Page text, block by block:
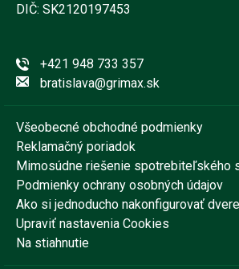
DIČ: SK2120197453
+421 948 733 357
bratislava@grimax.sk
Všeobecné obchodné podmienky
Reklamačný poriadok
Mimosúdne riešenie spotrebiteľského
Podmienky ochrany osobných údajov
Ako si jednoducho nakonfigurovať dvere
Upraviť nastavenia Cookies
Na stiahnutie